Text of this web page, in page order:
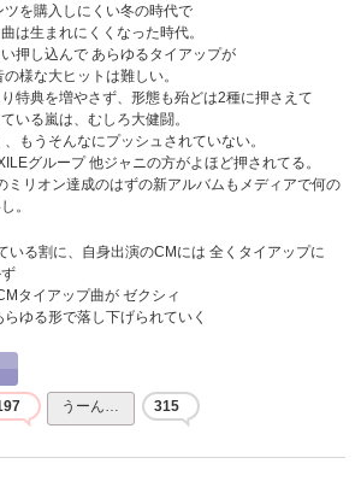
を購入しにくい冬の時代で
は生まれにくくなった時代。
押し込んで あらゆるタイアップが
様な大ヒットは難しい。
特典を増やさず、形態も殆どは2種に押さえて
いる嵐は、むしろ大健闘。
もうそんなにプッシュされていない。
グループ 他ジャニの方がよほど押されてる。
ミリオン達成のはずの新アルバムもメディアで何の
。
いる割に、自身出演のCMには 全くタイアップに
タイアップ曲が ゼクシィ
ゆる形で落し下げられていく
うーん… 315